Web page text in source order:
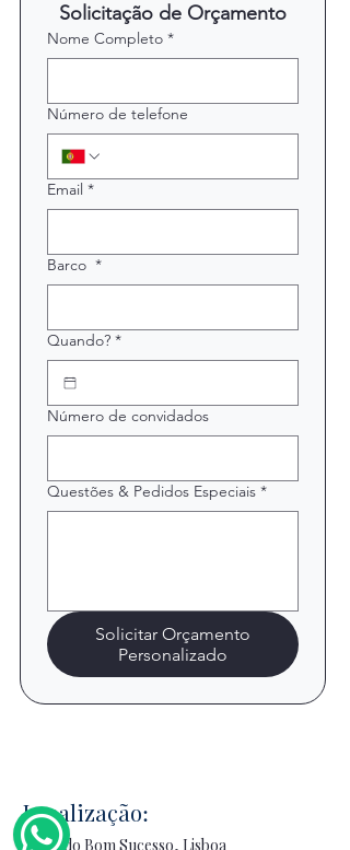
Solicitação de Orçamento
Nome Completo *
Número de telefone
Email *
Barco *
Quando? *
Número de convidados
Questões & Pedidos Especiais *
Solicitar Orçamento
Personalizado
Localização:
Doca do Bom Sucesso, Lisboa